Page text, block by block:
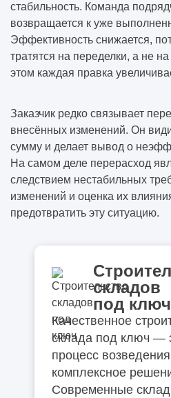
стабильность. Команда
возвращается к уже
Эффективность снижается,
тратятся на переделки, а не
этом каждая правка
Заказчик редко связывает
внесённых изменений. Он
сумму и делает вывод о
На самом деле перерасход
следствием нестабильных
изменений и оценка их
предотвратить эту ситуацию.
складов
под ключ
Качественное
склада под ключ —
процесс
комплексное
Современные